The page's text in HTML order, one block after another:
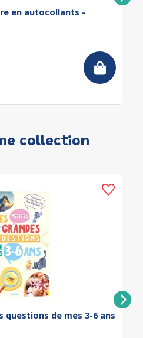
en autocollants -
collection
questions de mes 3-6 ans